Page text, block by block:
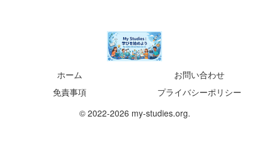
ホーム
お問い合わせ
免責事項
プライバシーポリシー
© 2022-2026 my-studies.org.